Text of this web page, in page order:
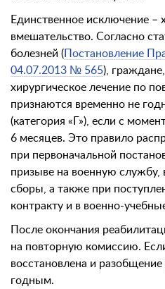
Единственное исключение –
вмешательство. Согласно
болезней ( Постановление
04.07.2013 № 565),
хирургическое лечение по
признаются временно не
(категория «Г»), если с
6 месяцев. Это правило
при первоначальной
призыве на военную службу,
сборы, а также при
контракту и в военно-
После окончания
на повторную комиссию.
восстановлена и
годным.